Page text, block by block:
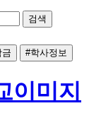
검색
금 #학사정보